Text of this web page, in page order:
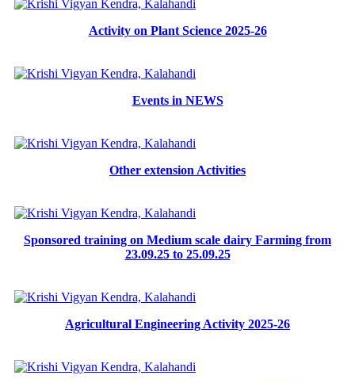
Activity on Plant Science 2025-26
Events in NEWS
Other extension Activities
Sponsored training on Medium scale dairy Farming from
23.09.25 to 25.09.25
Agricultural Engineering Activity 2025-26